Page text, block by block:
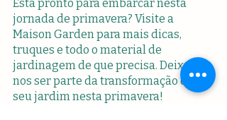
Está pronto para embarcar nesta
jornada de primavera? Visite a
Maison Garden para mais dicas,
truques e todo o material de
jardinagem de que precisa. Deixe-
nos ser parte da transformação de
seu jardim nesta primavera!